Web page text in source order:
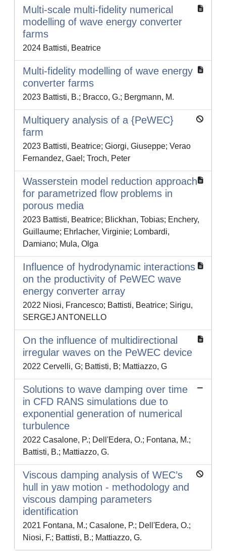
Multi-scale multi-fidelity numerical
modelling of wave energy converter
farms
2024 Battisti, Beatrice
Multi-fidelity modelling of wave energy
converter farms
2023 Battisti, B.; Bracco, G.; Bergmann, M.
Multiquery analysis of a {PeWEC}
farm
2023 Battisti, Beatrice; Giorgi, Giuseppe; Verao
Fernandez, Gael; Troch, Peter
Wasserstein model reduction approach
for parametrized flow problems in
porous media
2023 Battisti, Beatrice; Blickhan, Tobias; Enchery,
Guillaume; Ehrlacher, Virginie; Lombardi,
Damiano; Mula, Olga
Influence of hydrodynamic interactions
on the productivity of PeWEC wave
energy converter array
2022 Niosi, Francesco; Battisti, Beatrice; Sirigu,
SERGEJ ANTONELLO
On the influence of multidirectional
irregular waves on the PeWEC device
2022 Cervelli, G; Battisti, B; Mattiazzo, G
Solutions to wave damping over time
in CFD RANS simulations due to
exponential generation of numerical
turbulence
2022 Casalone, P.; Dell'Edera, O.; Fontana, M.;
Battisti, B.; Mattiazzo, G.
Viscous damping analysis of WEC’s
hull in yaw motion - methodology and
viscous damping parameters
identification
2021 Fontana, M.; Casalone, P.; Dell'Edera, O.;
Niosi, F.; Battisti, B.; Mattiazzo, G.